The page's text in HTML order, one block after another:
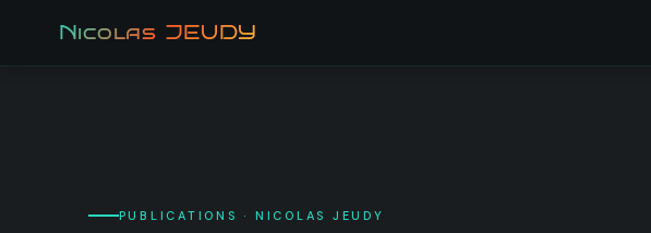
Nicolas JEUDY
PUBLICATIONS · NICOLAS JEUDY